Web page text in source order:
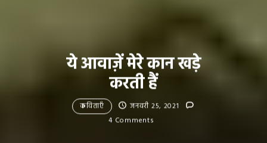
ये आवाज़ें मेरे कान खड़े
करती हैं
कविताएँ
जनवरी 25, 2021
4 Comments